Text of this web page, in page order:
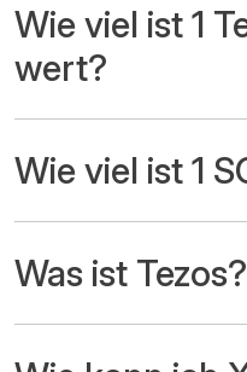
Wie viel ist 1
wert?
Wie viel ist 1
Was ist Tezos?